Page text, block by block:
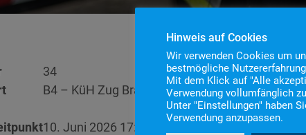
34
B4 – KüH Zug Brandbekämpfung
10. Juni 2026 17:52
Hinweis auf Cookies
Wir verwenden Cookies um
bestmögliche
Mit dem Klick auf "Alle
Verwendung vollumfänglich
Unter "Einstellungen" haben
Verwendung anzupassen.